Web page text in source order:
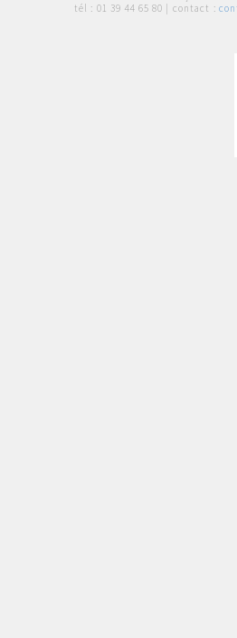
tél : 01 39 44 65 80 | contact :